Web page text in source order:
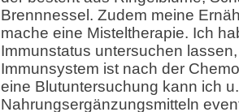
Brennnessel. Zudem meine
mache eine Misteltherapie. Ich
Immunstatus untersuchen
Immunsystem ist nach der
eine Blutuntersuchung kann ich
Nahrungsergänzungsmitteln